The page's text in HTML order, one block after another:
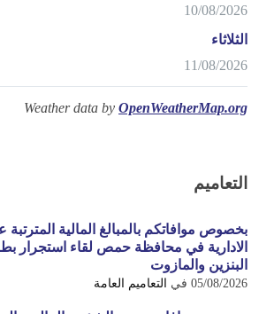
10/08/2026
الثلاثاء
11/08/2026
Weather data by OpenWeatherMap.org
التعاميم
بخصوص موافاتكم بالمبالغ المالية
الادارية في محافظة حمص لقاء استجرار
البنزين والمازوت
05/08/2026 في التعاميم العامة